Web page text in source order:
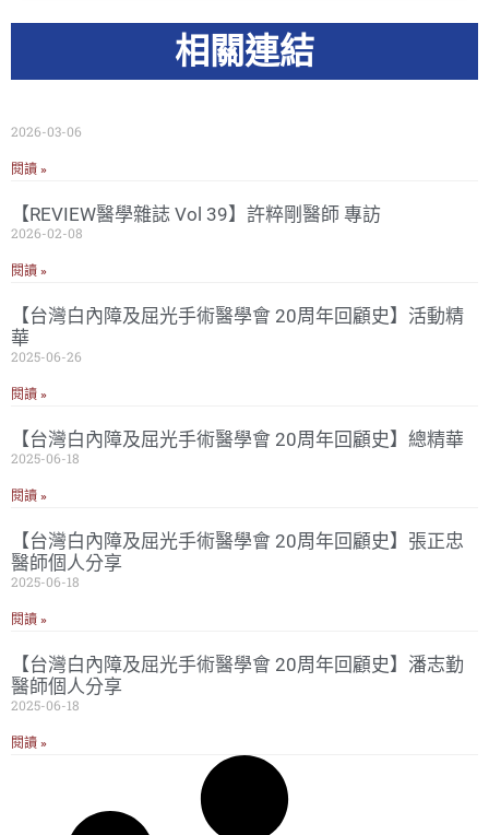
相關連結
2026-03-06
閱讀 »
【REVIEW醫學雜誌 Vol 39】許粹剛醫師 專訪
2026-02-08
閱讀 »
【台灣白內障及屈光手術醫學會 20周年回顧史】活動精
華
2025-06-26
閱讀 »
【台灣白內障及屈光手術醫學會 20周年回顧史】總精華
2025-06-18
閱讀 »
【台灣白內障及屈光手術醫學會 20周年回顧史】張正忠
醫師個人分享
2025-06-18
閱讀 »
【台灣白內障及屈光手術醫學會 20周年回顧史】潘志勤
醫師個人分享
2025-06-18
閱讀 »